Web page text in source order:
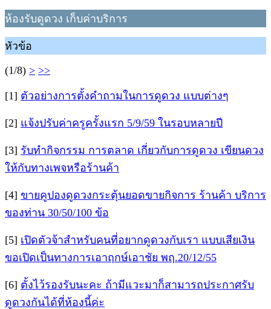
ห้องรับดูดวง เก็บค่าบริการ
หัวข้อ
(1/8) > >>
[1] ตัวอย่างการตั้งคำถามในการดูดวง แบบต่างๆ
[2] แจ้งปรับค่าครูครั้งแรก 5/9/59 ในรอบหลายปี
[3] รับทำกิจกรรม การตลาด เกี่ยวกับการดูดวง เขียนดวง
ให้กับทางเพจหรือร้านค้า
[4] ขายคูปองดูดวงกระตุ้นยอดขายกิจการ ร้านค้า บริการ
ของท่าน 30/50/100 ข้อ
[5] เปิดตัวจ้าสำหรับคนที่อยากดูดวงกับเรา แบบเสียเงิน
ขอเปิดเป็นทางการเอาฤกษ์เอาชัย พฤ.20/12/55
[6] ตั้งไว้รองรับนะคะ ถ้ามีแวะมาก็สามารถประกาศรับ
ดูดวงกันได้ที่ห้องนี้ค่ะ